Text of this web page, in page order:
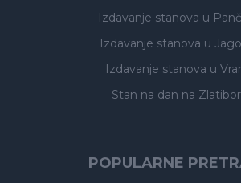
Izdavanje stanova u
Izdavanje stanova u
Izdavanje stanova u
Stan na dan na
POPULARNE